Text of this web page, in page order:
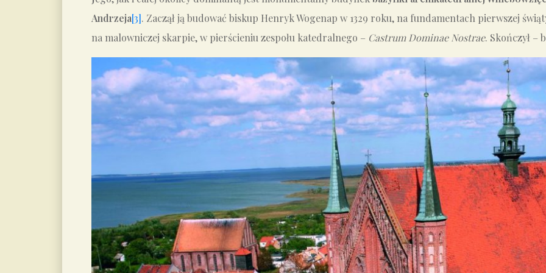
Andrzeja[3]. Zaczął ją budować biskup Henryk Wogenap w 1329 roku, na fundamentach pierwszej
na malowniczej skarpie, w pierścieniu zespołu katedralnego – Castrum Dominae Nostrae. Skończył –